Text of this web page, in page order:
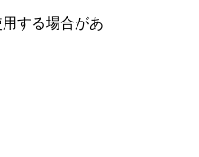
する場合があ